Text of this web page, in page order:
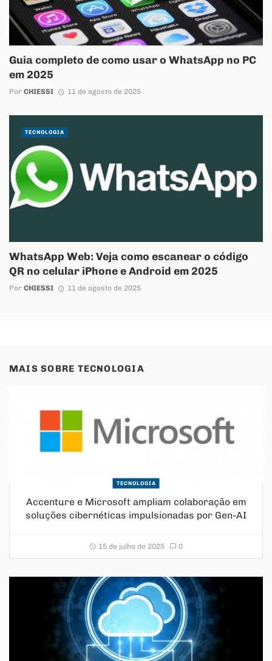
Guia completo de como usar o WhatsApp no PC
em 2025
Por CHIESSI 11 de agosto de 2025
WhatsApp Web: Veja como escanear o código
QR no celular iPhone e Android em 2025
Por CHIESSI 11 de agosto de 2025
TECNOLOGIA
MAIS SOBRE TECNOLOGIA
TECNOLOGIA
Accenture e Microsoft ampliam colaboração em
soluções cibernéticas impulsionadas por Gen-AI
15 de julho de 2025 0